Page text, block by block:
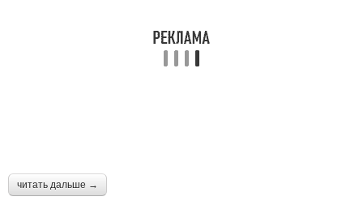
читать дальше →